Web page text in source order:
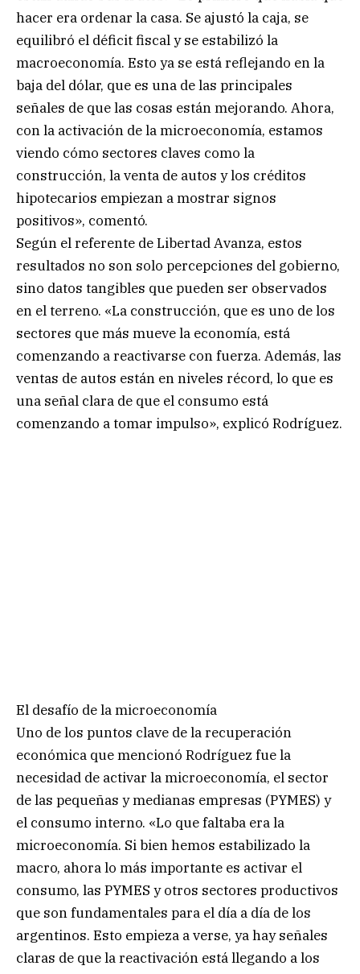
hacer era ordenar la casa. Se ajustó la caja, se
equilibró el déficit fiscal y se estabilizó la
macroeconomía. Esto ya se está reflejando en la
baja del dólar, que es una de las principales
señales de que las cosas están mejorando. Ahora,
con la activación de la microeconomía, estamos
viendo cómo sectores claves como la
construcción, la venta de autos y los créditos
hipotecarios empiezan a mostrar signos
positivos», comentó.
Según el referente de Libertad Avanza, estos
resultados no son solo percepciones del gobierno,
sino datos tangibles que pueden ser observados
en el terreno. «La construcción, que es uno de los
sectores que más mueve la economía, está
comenzando a reactivarse con fuerza. Además, las
ventas de autos están en niveles récord, lo que es
una señal clara de que el consumo está
comenzando a tomar impulso», explicó Rodríguez.
El desafío de la microeconomía
Uno de los puntos clave de la recuperación
económica que mencionó Rodríguez fue la
necesidad de activar la microeconomía, el sector
de las pequeñas y medianas empresas (PYMES) y
el consumo interno. «Lo que faltaba era la
microeconomía. Si bien hemos estabilizado la
macro, ahora lo más importante es activar el
consumo, las PYMES y otros sectores productivos
que son fundamentales para el día a día de los
argentinos. Esto empieza a verse, ya hay señales
claras de que la reactivación está llegando a los